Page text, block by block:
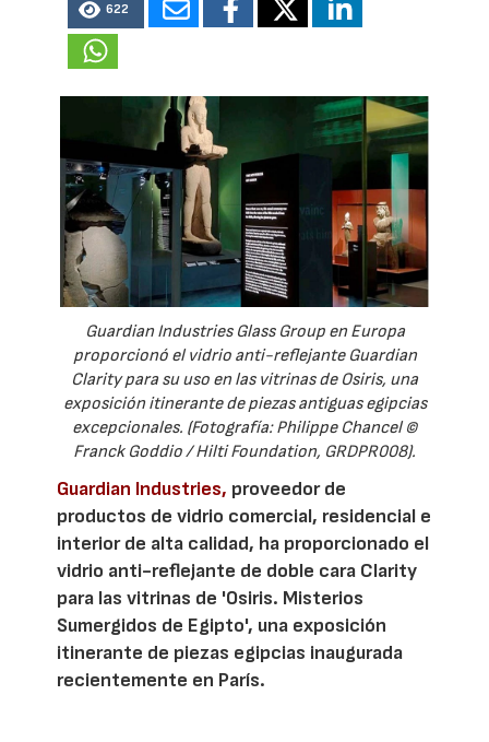
622
Guardian Industries Glass Group en Europa
proporcionó el vidrio anti-reflejante Guardian
Clarity para su uso en las vitrinas de Osiris, una
exposición itinerante de piezas antiguas egipcias
excepcionales. (Fotografía: Philippe Chancel ©
Franck Goddio / Hilti Foundation, GRDPR008).
Guardian Industries, proveedor de
productos de vidrio comercial, residencial e
interior de alta calidad, ha proporcionado el
vidrio anti-reflejante de doble cara Clarity
para las vitrinas de 'Osiris. Misterios
Sumergidos de Egipto', una exposición
itinerante de piezas egipcias inaugurada
recientemente en París.